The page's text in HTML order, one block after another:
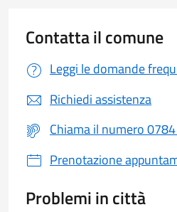
Contatta il comune
Leggi le domande
Richiedi assistenza
Chiama il numero
Prenotazione
Problemi in città